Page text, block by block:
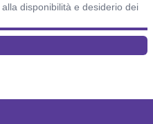
disponibilità e desiderio dei